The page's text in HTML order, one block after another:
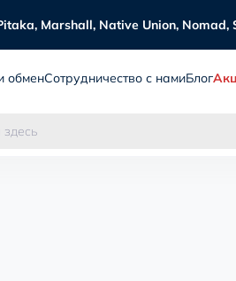
Marshall, Native Union, Nomad,
обменСотрудничество с намиБлог